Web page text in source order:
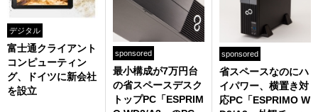
デジタル
富士通クライアント
コンピューティン
グ、ドイツに新会社
を設立
sponsored
最小構成が7万円台
の省スペースデスク
トップPC「ESPRIM
sponsored
省スペースなのにハ
イパワー、横置き対
応PC「ESPRIMO W